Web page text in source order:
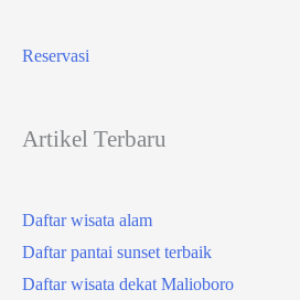
Reservasi
Artikel Terbaru
Daftar wisata alam
Daftar pantai sunset terbaik
Daftar wisata dekat Malioboro